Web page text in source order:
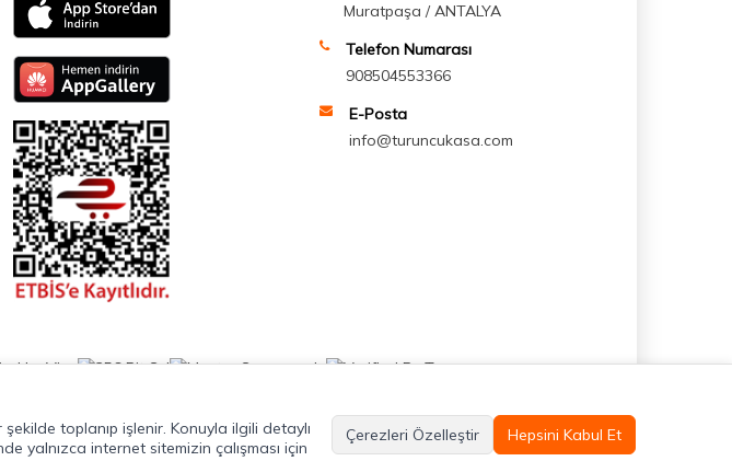
Muratpaşa / ANTALYA
Telefon Numarası
908504553366
E-Posta
info@turuncukasa.com
toplanıp işlenir. Konuyla ilgili detaylı
yalnızca internet sitemizin çalışması için
Çerezleri Özelleştir Hepsini Kabul Et